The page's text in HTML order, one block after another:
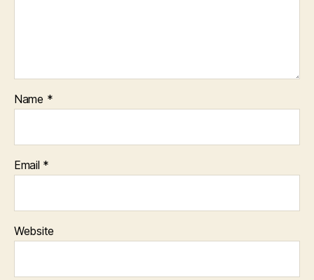
Name *
Email *
Website